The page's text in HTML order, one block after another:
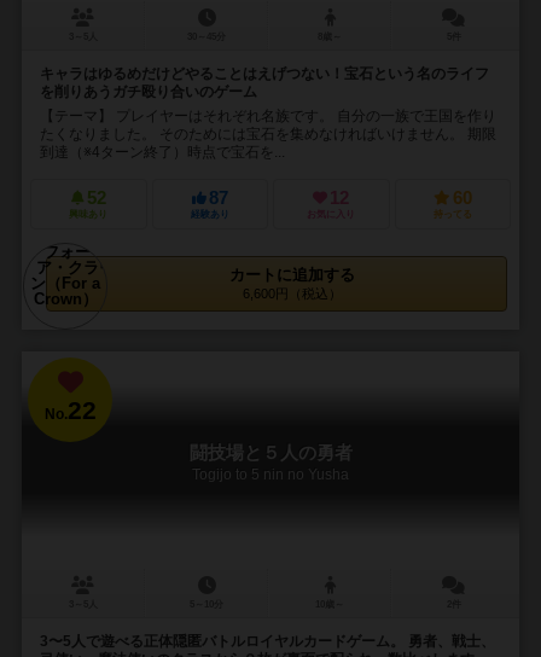
キャラはゆるめだけどやることはえげつない！宝石という名のライフ
を削りあうガチ殴り合いのゲーム
【テーマ】 プレイヤーはそれぞれ名族です。 自分の一族で王国を作り
たくなりました。 そのためには宝石を集めなければいけません。 期限
到達（※4ターン終了）時点で宝石を...
52
興味あり
87
経験あり
12
お気に入り
60
持ってる
カートに追加する
6,600円（税込）
No.22
闘技場と５人の勇者
Togijo to 5 nin no Yusha
3〜5人で遊べる正体隠匿バトルロイヤルカードゲーム。 勇者、戦士、